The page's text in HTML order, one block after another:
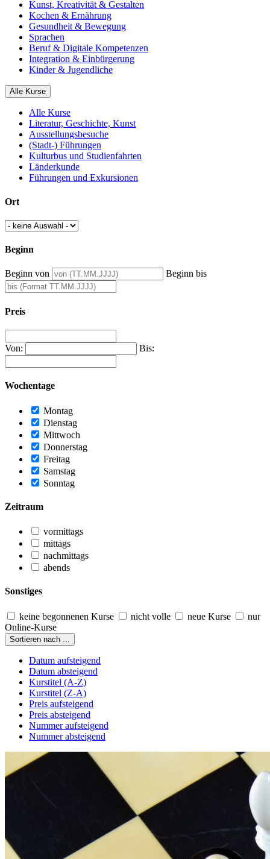
Kunst, Kreativität & Gestalten
Kochen & Ernährung
Gesundheit & Bewegung
Sprachen
Beruf & Digitale Kompetenzen
Integration & Einbürgerung
Kinder & Jugendliche
Alle Kurse
Alle Kurse
Literatur, Geschichte, Kunst
Ausstellungsbesuche
(Stadt-) Führungen
Kulturbus und Studienfahrten
Länderkunde
Führungen und Exkursionen
Ort
Beginn
Beginn von Beginn bis
Preis
Von: Bis:
Wochentage
Montag
Dienstag
Mittwoch
Donnerstag
Freitag
Samstag
Sonntag
Zeitraum
vormittags
mittags
nachmittags
abends
Sonstiges
keine begonnenen Kurse nicht volle neue Kurse
nur
Online-Kurse
Sortieren nach ...
Datum aufsteigend
Datum absteigend
Kurstitel (A-Z)
Kurstitel (Z-A)
Preis aufsteigend
Preis absteigend
Nummer aufsteigend
Nummer absteigend